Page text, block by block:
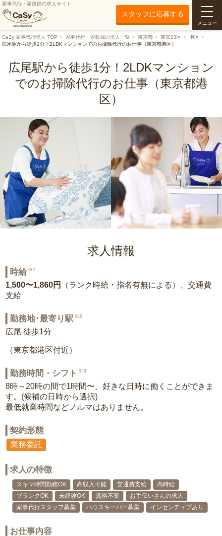
家事代行・家政婦の求人サイト
スタッフに応募する
メニュー
CaSy 家事代行求人 TOP 家事代行・家政婦の求人一覧 東京都 東京23区
港区
広尾駅から徒歩1分！2LDKマンションでのお掃除代行のお仕事（東京都港区）
広尾駅から徒歩1分！2LDKマンション
でのお掃除代行のお仕事（東京都港
区）
求人情報
時給 ※1
1,500〜1,860円
（ランク時給・指名有無による）、交通費
支給
勤務地･最寄り駅 ※2
広尾 徒歩1分
（東京都港区付近）
勤務時間・シフト ※3
8時～20時の間で1時間〜、好きな日時に働くことができま
す。(候補の日時から選択)
最低就業時間などノルマはありません。
契約形態
業務委託
求人の特徴
スキマ時間勤務OK 高収入可能 交通費支給
高時給
ブランクOK
未経験OK 資格不要
お手伝いさんの求人
家事代行スタッフ募集
ハウスキーパー募集 インセンティブあり
お仕事内容